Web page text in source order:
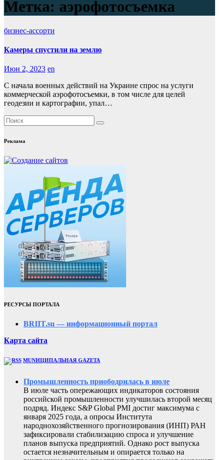
Метка: аэрофотосъемка
бизнес-ассорти
Камеры спустили на землю
Июн 2, 2023 en
С начала военных действий на Украине спрос на услуги
коммерческой аэрофотосъемки, в том числе для целей
геодезии и картографии, упал…
Реклама
РЕСУРСЫ ПОРТАЛА
BRIIT.su — информационный портал
Карта сайта
MUNИЦИПАЛЬНАЯ GAZЕТА
Промышленность приободрилась в июле
В июле часть опережающих индикаторов состояния
российской промышленности улучшилась второй месяц
подряд. Индекс S&P Global PMI достиг максимума с
января 2025 года, а опросы Института
народнохозяйственного прогнозирования (ИНП) РАН
зафиксировали стабилизацию спроса и улучшение
планов выпуска предприятий. Однако рост выпуска
остается незначительным и опирается только на